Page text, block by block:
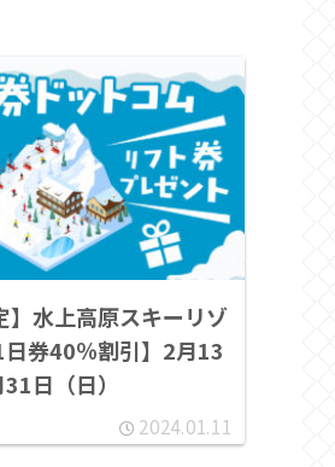
】水上高原スキーリゾ
券40％割引】2月13
日（日）
2024.01.11